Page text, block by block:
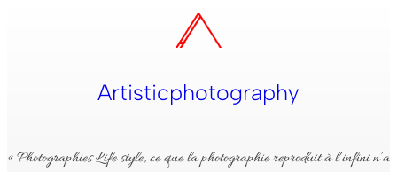
Artisticphotography
« Photographies Life style, ce que la photographie reproduit à l’infini n’a